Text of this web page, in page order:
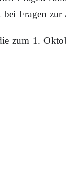
Fragen zur
zum 1.